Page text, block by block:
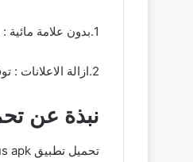
1.بدون علامة مائية : يتميز تحميل تطبيق العربي بلس سيوفر لك خيار ازالة العلامة المائية وتستطيع بعدها وضع علامة مائية خاصة بك او بقناتك ان كنت صانع محتوى.
2.ازالة الاعلانات :
نبذة عن